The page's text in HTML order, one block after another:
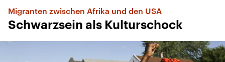
Migranten zwischen Afrika und den USA
Schwarzsein als Kulturschock